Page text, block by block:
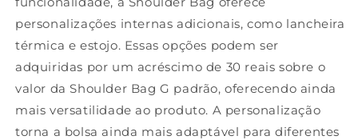
personalizações internas adicionais, como lancheira
térmica e estojo. Essas opções podem ser
adquiridas por um acréscimo de 30 reais sobre o
valor da Shoulder Bag G padrão, oferecendo ainda
mais versatilidade ao produto. A personalização
torna a bolsa ainda mais adaptável para diferentes